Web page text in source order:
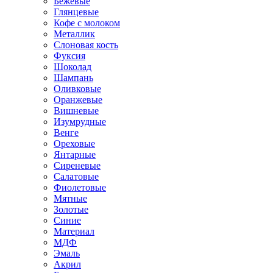
Глянцевые
Кофе с молоком
Металлик
Слоновая кость
Фуксия
Шоколад
Шампань
Оливковые
Оранжевые
Вишневые
Изумрудные
Венге
Ореховые
Янтарные
Сиреневые
Салатовые
Фиолетовые
Мятные
Золотые
Синие
Материал
МДФ
Эмаль
Акрил